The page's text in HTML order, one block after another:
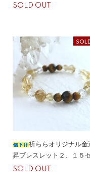
SOLD OUT
祈ららオリジナル金
昇ブレスレット２、１５
SOLD OUT